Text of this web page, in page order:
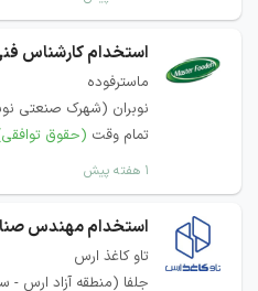
استخدام کارشناس
ماسترفوده
نوبران (شهرک صنعتی
تمام وقت (حقوق
۱ هفته پیش
استخدام مهندس
تاو کاغذ ارس
جلفا (منطقه آزاد ارس